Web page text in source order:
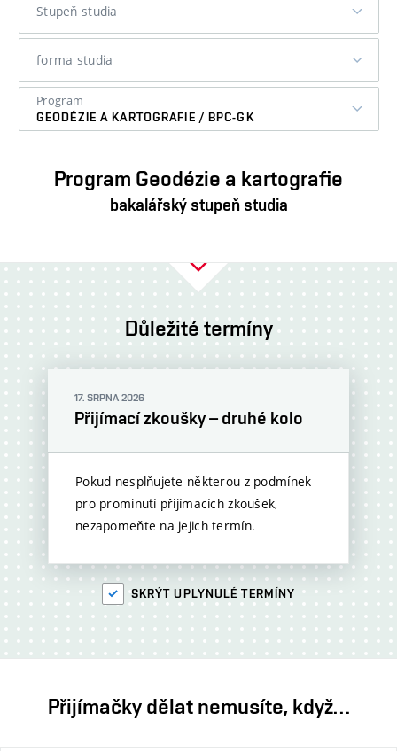
Stupeň studia
STUPEŇ STUDIA
forma studia
FORMA STUDIA
Program
GEODÉZIE A KARTOGRAFIE / BPC-GK
Program Geodézie a kartografie
bakalářský stupeň studia
Další
Důležité termíny
17. SRPNA 2026
Přijímací zkoušky – druhé kolo
Pokud nesplňujete některou z podmínek
pro prominutí přijímacích zkoušek,
nezapomeňte na jejich termín.
SKRÝT UPLYNULÉ TERMÍNY
Přijímačky dělat nemusíte, když…